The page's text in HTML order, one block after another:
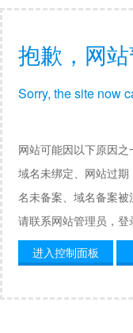
抱歉，网
Sorry, the site now
网站可能因以下原因之
域名未绑定、网站过
名未备案、域名备案被
请联系网站管理员，登
进入控制面板